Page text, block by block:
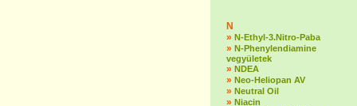
N
» N-Ethyl-3.Nitro-Paba
» N-Phenylendiamine
vegyületek
» NDEA
» Neo-Heliopan AV
» Neutral Oil
» Niacin